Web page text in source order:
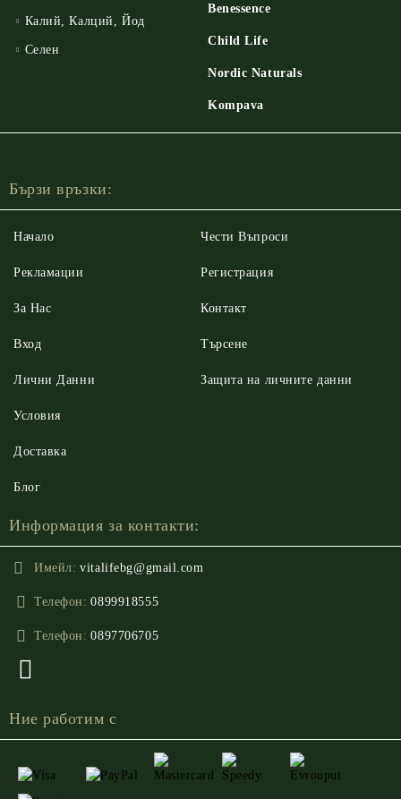
Калий, Калций, Йод
Селен
Benessence
Child Life
Nordic Naturals
Kompava
Бързи връзки:
Начало
Рекламации
За Нас
Вход
Чести Въпроси
Регистрация
Контакт
Търсене
Лични Данни
Условия
Доставка
Блог
Защита на личните данни
Информация за контакти:
Имейл: vitalifebg@gmail.com
Телефон: 0899918555
Телефон: 0897706705
Ние работим с